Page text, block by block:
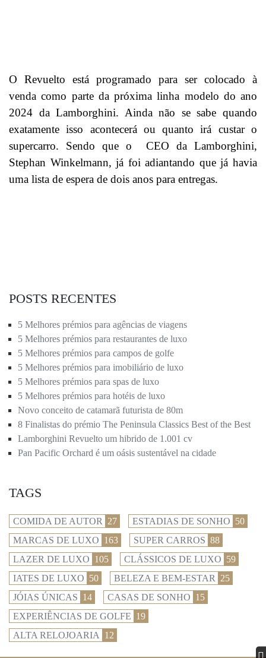
O Revuelto está programado para ser colocado à
venda como parte da próxima linha modelo do ano
2024 da Lamborghini. Ainda não se sabe quando
exatamente isso acontecerá ou quanto irá custar o
supercarro. Sendo que o CEO da Lamborghini,
Stephan Winkelmann, já foi adiantando que já havia
uma lista de espera de dois anos para entregas.
POSTS RECENTES
5 Melhores prémios para agências de viagens
5 Melhores prémios para restaurantes de luxo
5 Melhores prémios para campos de golfe
5 Melhores prémios para imobiliário de luxo
5 Melhores prémios para spas de luxo
5 Melhores prémios para hotéis de luxo
Novo conceito de catamarã futurista de 80m
8 Finalistas do prémio The Peninsula Classics Best of the Best
Lamborghini Revuelto um hibrido de 1.001 cv
Pan Pacific Orchard é um oásis sustentável na cidade
TAGS
COMIDA DE AUTOR 27 ESTADIAS DE SONHO 50
MARCAS DE LUXO 163 SUPER CARROS 88
LAZER DE LUXO 105 CLÁSSICOS DE LUXO 59
IATES DE LUXO 50 BELEZA E BEM-ESTAR 25
JÓIAS ÚNICAS 14 CASAS DE SONHO 15
EXPERIÊNCIAS DE GOLFE 19
ALTA RELOJOARIA 12